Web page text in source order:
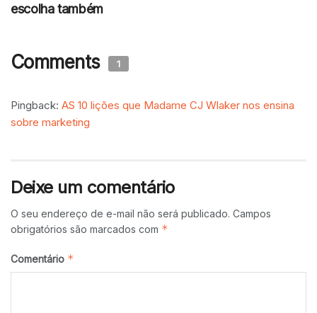
escolha também
Comments 1
Pingback: AS 10 lições que Madame CJ Wlaker nos ensina
sobre marketing
Deixe um comentário
O seu endereço de e-mail não será publicado. Campos
obrigatórios são marcados com *
Comentário *